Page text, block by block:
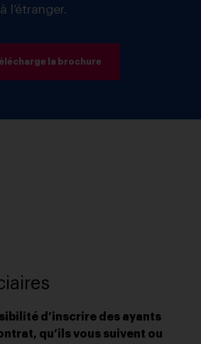
l’étranger.
la brochure
d’inscrire des ayants
qu’ils vous suivent ou